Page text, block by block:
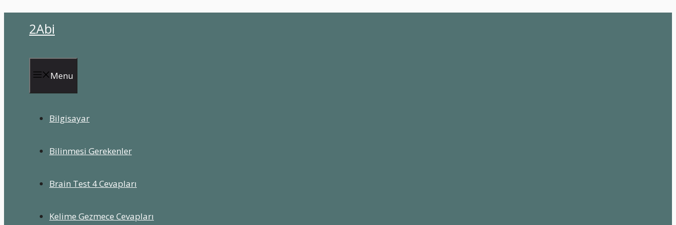
2Abi
Menu
Bilgisayar
Bilinmesi Gerekenler
Brain Test 4 Cevapları
Kelime Gezmece Cevapları